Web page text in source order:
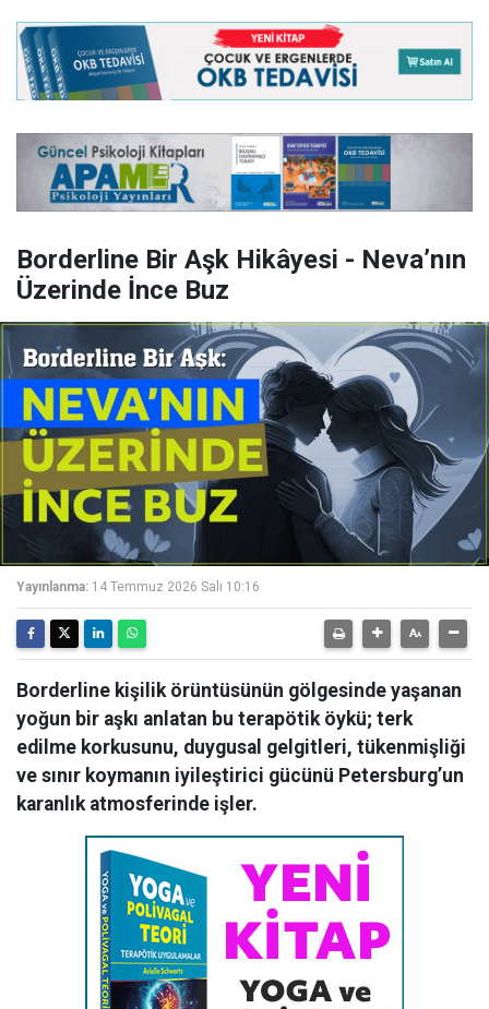
Borderline Bir Aşk Hikâyesi - Neva’nın
Üzerinde İnce Buz
Yayınlanma: 14 Temmuz 2026 Salı 10:16
Borderline kişilik örüntüsünün gölgesinde yaşanan
yoğun bir aşkı anlatan bu terapötik öykü; terk
edilme korkusunu, duygusal gelgitleri, tükenmişliği
ve sınır koymanın iyileştirici gücünü Petersburg’un
karanlık atmosferinde işler.